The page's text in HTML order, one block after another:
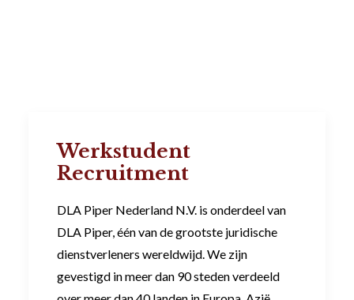
Werkstudent
Recruitment
DLA Piper Nederland N.V. is onderdeel van
DLA Piper, één van de grootste juridische
dienstverleners wereldwijd. We zijn
gevestigd in meer dan 90 steden verdeeld